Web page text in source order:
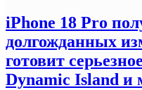
iPhone 18 Pro
долгожданных
готовит
Dynamic Island и